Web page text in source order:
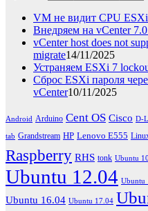
VM не видит CPU
Внедряем на vCenter
vCenter host does not
migrate14/11/2025
Устраняем ESXi 7
Сброс ESXi пароля
vCenter10/11/2025
Android Arduino Cent OS Cisco D-
tab Grandstream HP Lenovo E555
Raspberry RHS tonk Ubuntu
Ubuntu 12.04 Ubuntu
Ubuntu 16.04 Ubuntu 17.04